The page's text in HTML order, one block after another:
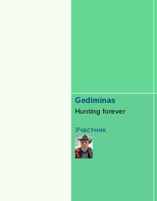
Gediminas
Hunting forever
Участник